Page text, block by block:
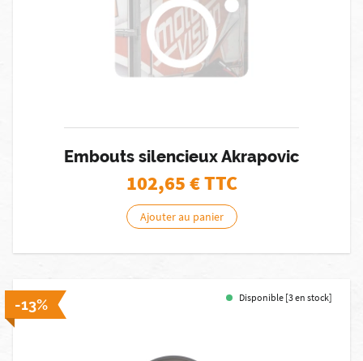
Embouts silencieux Akrapovic
102,65€ TTC
Ajouter au panier
-13% Disponible [3 en stock]